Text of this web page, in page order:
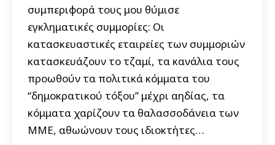
συμπεριφορά τους μου θύμισε
εγκληματικές συμμορίες: Οι
κατασκευαστικές εταιρείες των συμμοριών
κατασκευάζουν το τζαμί, τα κανάλια τους
προωθούν τα πολιτικά κόμματα του
“δημοκρατικού τόξου” μέχρι αηδίας, τα
κόμματα χαρίζουν τα θαλασσοδάνεια των
ΜΜΕ, αθωώνουν τους ιδιοκτήτες…